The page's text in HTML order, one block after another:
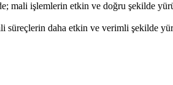
mali işlemlerin etkin ve doğru şekilde
daha etkin ve verimli şekilde